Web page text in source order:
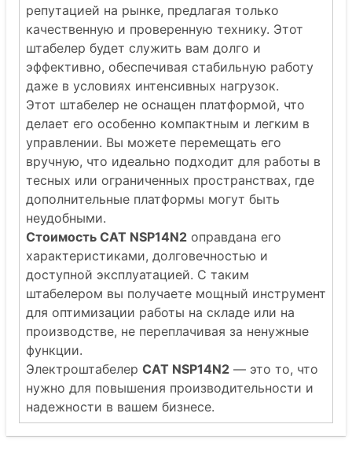
репутацией на рынке, предлагая только
качественную и проверенную технику. Этот
штабелер будет служить вам долго и
эффективно, обеспечивая стабильную работу
даже в условиях интенсивных нагрузок.
Этот штабелер не оснащен платформой, что
делает его особенно компактным и легким в
управлении. Вы можете перемещать его
вручную, что идеально подходит для работы в
тесных или ограниченных пространствах, где
дополнительные платформы могут быть
неудобными.
Стоимость CAT NSP14N2 оправдана его
характеристиками, долговечностью и
доступной эксплуатацией. С таким
штабелером вы получаете мощный инструмент
для оптимизации работы на складе или на
производстве, не переплачивая за ненужные
функции.
Электроштабелер CAT NSP14N2 — это то, что
нужно для повышения производительности и
надежности в вашем бизнесе.